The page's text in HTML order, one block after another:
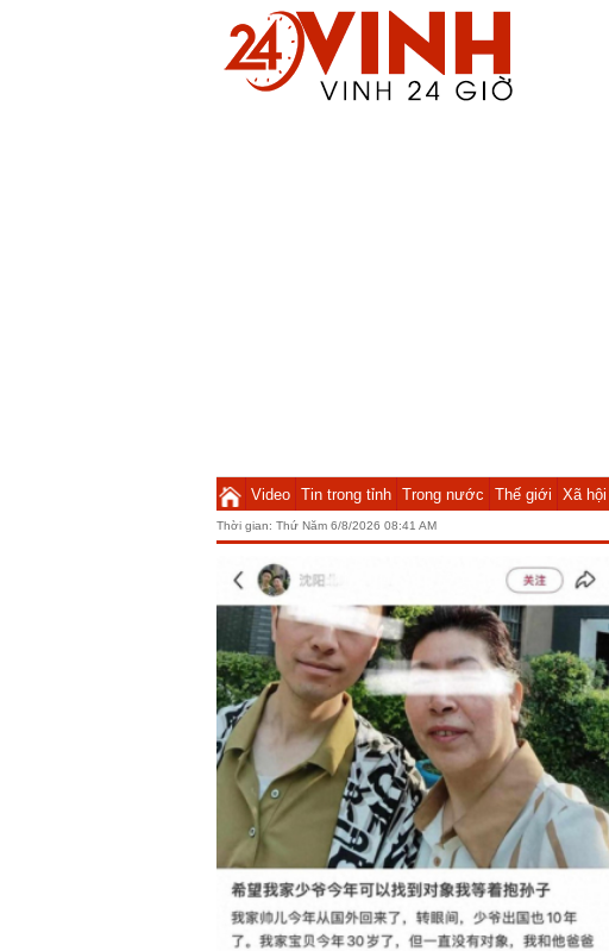
Video Tin trong tỉnh Trong nước Thế giới Xã hội
Thời gian: Thứ Năm 6/8/2026 08:42 AM